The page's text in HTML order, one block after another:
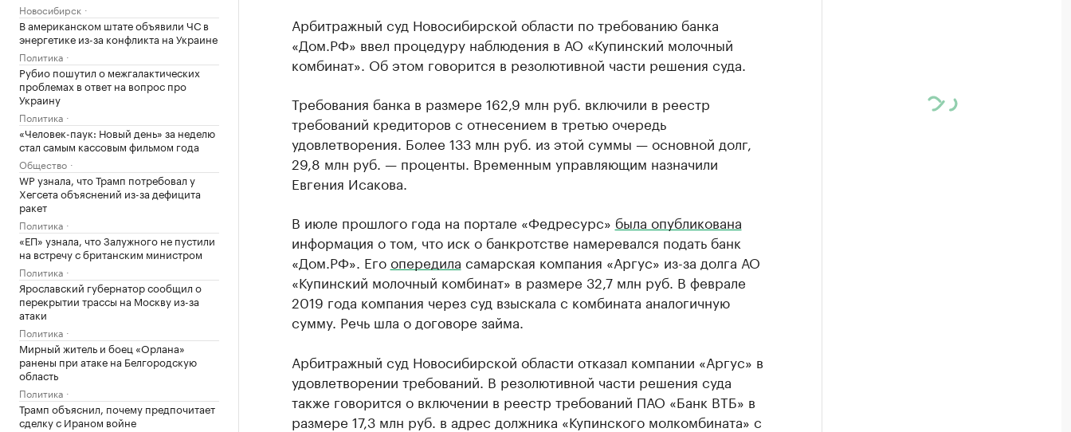
Новосибирск
В американском штате объявили ЧС в
энергетике из-за конфликта на Украине
Политика
Рубио пошутил о межгалактических
проблемах в ответ на вопрос про
Украину
Политика
«Человек-паук: Новый день» за неделю
стал самым кассовым фильмом года
Общество
WP узнала, что Трамп потребовал у
Хегсета объяснений из-за дефицита
ракет
Политика
«ЕП» узнала, что Залужного не пустили
на встречу с британским министром
Политика
Ярославский губернатор сообщил о
перекрытии трассы на Москву из-за
атаки
Политика
Мирный житель и боец «Орлана»
ранены при атаке на Белгородскую
область
Политика
Трамп объяснил, почему предпочитает
сделку с Ираном войне
Арбитражный суд Новосибирской области по требованию банка
«Дом.РФ» ввел процедуру наблюдения в АО «Купинский молочный
комбинат». Об этом говорится в резолютивной части решения суда.
Требования банка в размере 162,9 млн руб. включили в реестр
требований кредиторов с отнесением в третью очередь
удовлетворения. Более 133 млн руб. из этой суммы — основной долг,
29,8 млн руб. — проценты. Временным управляющим назначили
Евгения Исакова.
В июле прошлого года на портале «Федресурс» была опубликована
информация о том, что иск о банкротстве намеревался подать банк
«Дом.РФ». Егоопередила самарская компания «Аргус» из-за долга АО
«Купинский молочный комбинат» в размере 32,7 млн руб. В феврале
2019 года компания через суд взыскала с комбината аналогичную
сумму. Речь шла о договоре займа.
Арбитражный суд Новосибирской области отказал компании «Аргус» в
удовлетворении требований. В резолютивной части решения суда
также говорится о включении в реестр требований ПАО «Банк ВТБ» в
размере 17,3 млн руб. в адрес должника «Купинского молкомбината» с